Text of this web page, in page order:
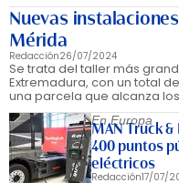
Nuevas
Mérida
Redacción26/07/2024
Se trata del taller más
Extremadura, con un total
una parcela que alcanza los
En Europa
MAN Truck
400 puntos
eléctricos
Redacción17/07/